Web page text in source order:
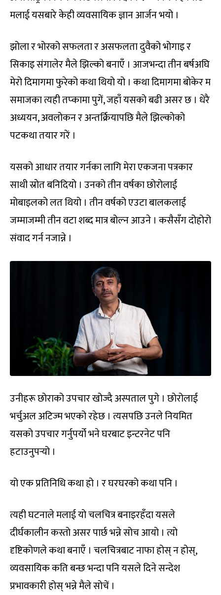
मलाई यसबारे केही व्यवसायिक ज्ञान आर्जन भयो ।
झोला र भोरको सफलता र असफलता दुवैको भोगाइ र
सिकाइ संगालेर मैले झिल्को बनाएँ । आजभन्दा तीन बर्षअघि
मेरो दिमागमा फुरेको कथा थियो यो । कथा दिमागमा बोकेर म
समाजका त्यही तप्कामा पुगें, जहाँ यसको बढी असर छ । धेरै
अध्ययन, अवलोकन र अन्तर्क्रियापछि मैले झिल्कोको
पटकथा तयार गरें ।
यसको आधार तयार गर्नका लागि मेरा एकजना पत्रकार
साथी स्रोत बनिदियो । उनको तीन वर्षका छोरोलाई
मोबाइलको लत थियो । तीन वर्षको एउटा बालकलाई
जम्माजम्मी तीन वटा शब्द मात्र बोल्न आउने । कसैसँग दोहोरो
संवाद गर्न नजान्ने ।
उनीहरू छोराको उपचार खोज्दै अस्पताल पुगे । छोरोलाई
भर्चुअल अटिज्म भएको रहेछ । त्यसपछि उनले नियमित
यसको उपचार गर्नुपर्यो भने घरबाट इन्टरनेट पनि
हटाउनुपर्‍यो ।
यो एक प्रतिनिधि कथा हो । र घरघरको कथा पनि ।
त्यही घटनाले मलाई यो चलचित्र बनाइरहँदा यसले
दीर्घकालीन कस्तो असर पार्छ भन्ने सोच आयो । त्यो
दृष्टिकोणले कथा बनाएँ । चलचित्रबाट नाफा होस् न होस्,
व्यवसायिक कति बन्छ भन्दा पनि यसले दिने सन्देश
प्रभावकारी होस् भन्ने मैले सोचें ।